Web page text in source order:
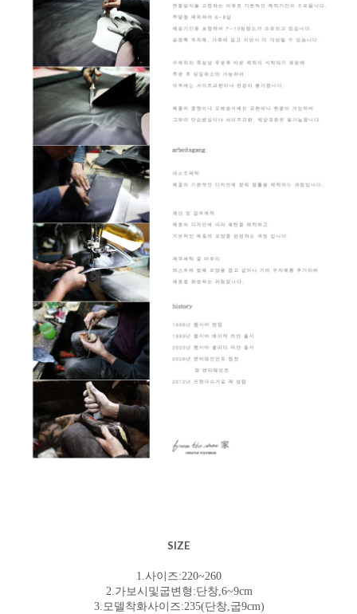
SIZE
1.사이즈:220~260
2.가보시및굽변형:단창,6~9cm
3.모델착화사이즈:235(단창,굽9cm)